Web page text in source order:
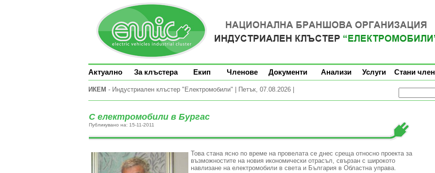
Актуално За клъстера Екип Членове Документи Анализи Услуги Стани член
ИКЕМ - Индустриален клъстер "Електромобили" | Петък, 07.08.2026 |
С електромобили в Бургас
Публикувано на: 15-11-2011
Това стана ясно по време на провелата се днес среща относно проекта за
възможностите на новия икономически отрасъл, свързан с широкото
навлизане на електромобили в света и България в Областна управа.